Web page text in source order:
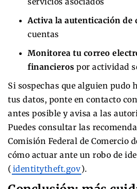
Activa la autenticación de
cuentas
Monitorea tu correo
financieros por actividad
Si sospechas que alguien pudo
tus datos, ponte en contacto
antes posible y avisa a las
Puedes consultar las
Comisión Federal de Comercio
cómo actuar ante un robo de
( identitytheft.gov).